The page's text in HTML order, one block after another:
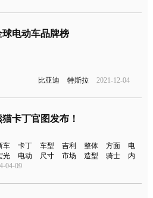
球电动车品牌榜
比亚迪 特斯拉 2021-12-04
卡丁官图发布！
车 卡丁 车型 吉利 整体 方面
电
光 电动 尺寸 市场 造型 骑士
内
04-09